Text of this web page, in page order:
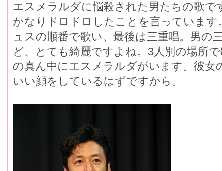
エスメラルダに悩殺された男たちの歌で
かなりドロドロしたことを言っていま
ュスの順番で歌い、最後は三重唱。男の
ど、とても綺麗ですよね。3人別の場所
の真ん中にエスメラルダがいます。彼女
いい顔をしているはずですから。